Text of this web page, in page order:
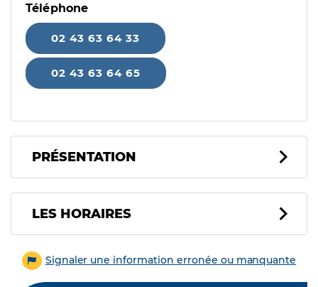
Téléphone
02 43 63 64 33
02 43 63 64 65
PRÉSENTATION
LES HORAIRES
Signaler une information erronée ou manquante